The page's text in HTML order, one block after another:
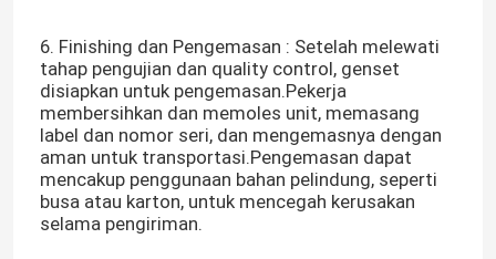
generator diesel Ricardo
Generator Diesel Weichai
Generator Diesel SDEC
6. Finishing dan Pengemasan : Setelah melewati
tahap pengujian dan quality control, genset
disiapkan untuk pengemasan.Pekerja
membersihkan dan memoles unit, memasang
label dan nomor seri, dan mengemasnya dengan
aman untuk transportasi.Pengemasan dapat
mencakup penggunaan bahan pelindung, seperti
busa atau karton, untuk mencegah kerusakan
selama pengiriman.